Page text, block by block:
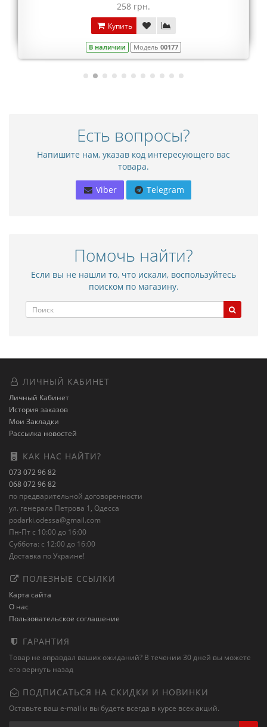
258 грн.
Купить
В наличии Модель 00177
Есть вопросы?
Напишите нам, указав код интересующего вас
товара.
Viber Telegram
Помочь найти?
Если вы не нашли то, что искали, воспользуйтесь
поиском по магазину.
ЛИЧНЫЙ КАБИНЕТ
Личный Кабинет
История заказов
Мои Закладки
Рассылка новостей
КАК НАС НАЙТИ?
073 072 96 82
068 072 96 82
по предварительной договоренности
ул. генерала Петрова 1, Одесса
podarki.odessa@gmail.com
Пн-Пт с 10:00 до 16:00
Суббота: с 12:00 до 16:00
Доставка по Украине!
ПОЛЕЗНЫЕ ССЫЛКИ
Карта сайта
О нас
Пользовательское соглашение
ГАРАНТИЯ
Товар не оправдал ваших ожиданий? В течении 30 дней вы можете
его вернуть назад
ПОДПИСАТЬСЯ НА СКИДКИ И НОВИНКИ
Оставьте ваш e-mail и вы будете всегда в курсе всех акций.